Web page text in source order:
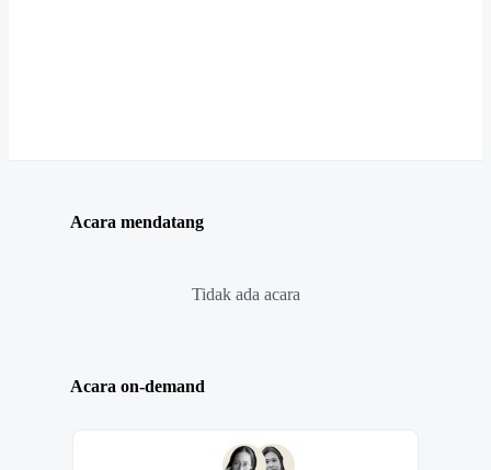
Acara mendatang
Tidak ada acara
Acara on-demand